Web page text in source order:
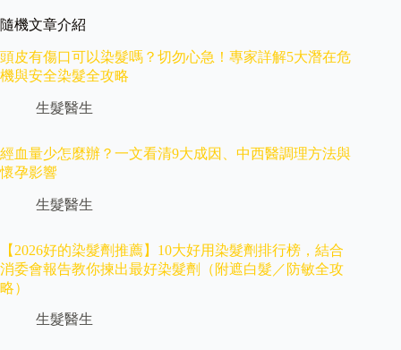
隨機文章介紹
頭皮有傷口可以染髮嗎？切勿心急！專家詳解5大潛在危
機與安全染髮全攻略
生髮醫生
經血量少怎麼辦？一文看清9大成因、中西醫調理方法與
懷孕影響
生髮醫生
【2026好的染髮劑推薦】10大好用染髮劑排行榜，結合
消委會報告教你揀出最好染髮劑（附遮白髮／防敏全攻
略）
生髮醫生